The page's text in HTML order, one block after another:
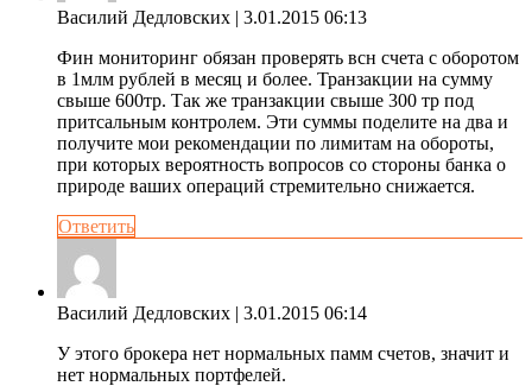
Василий Дедловских | 3.01.2015 06:13
Фин мониторинг обязан проверять всн счета с оборотом
в 1млм рублей в месяц и более. Транзакции на сумму
свыше 600тр. Так же транзакции свыше 300 тр под
притсальным контролем. Эти суммы поделите на два и
получите мои рекомендации по лимитам на обороты,
при которых вероятность вопросов со стороны банка о
природе ваших операций стремительно снижается.
Ответить
Василий Дедловских | 3.01.2015 06:14
У этого брокера нет нормальных памм счетов, значит и
нет нормальных портфелей.